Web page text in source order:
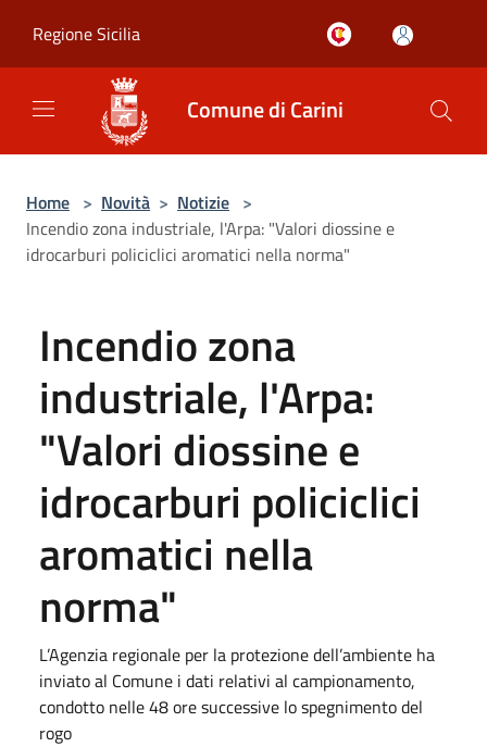
Regione Sicilia
Comune di Carini
Home > Novità > Notizie >
Incendio zona industriale, l'Arpa: "Valori diossine e
idrocarburi policiclici aromatici nella norma"
Incendio zona
industriale, l'Arpa:
"Valori diossine e
idrocarburi policiclici
aromatici nella
norma"
L’Agenzia regionale per la protezione dell’ambiente ha
inviato al Comune i dati relativi al campionamento,
condotto nelle 48 ore successive lo spegnimento del
rogo